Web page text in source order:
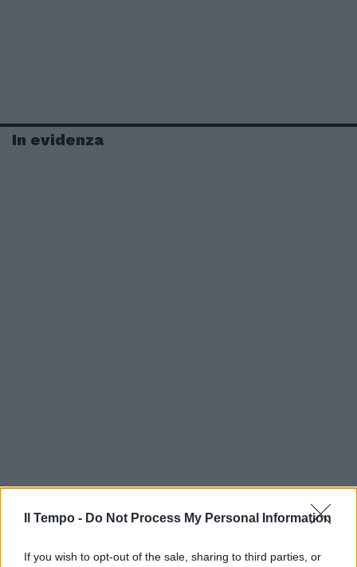
Il Tempo - Do Not Process My Personal Information
If you wish to opt-out of the sale, sharing to third parties, or
In evidenza